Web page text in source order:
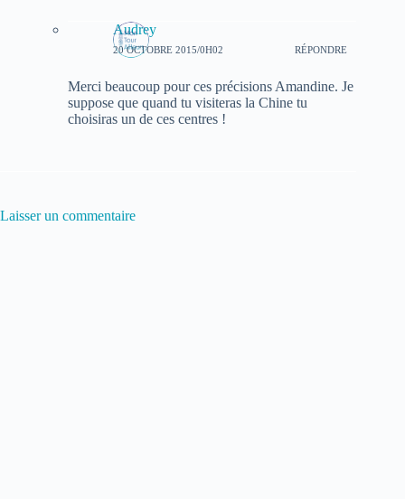
Audrey
20 OCTOBRE 2015/0H02 RÉPONDRE
Merci beaucoup pour ces précisions Amandine. Je
suppose que quand tu visiteras la Chine tu
choisiras un de ces centres !
Laisser un commentaire